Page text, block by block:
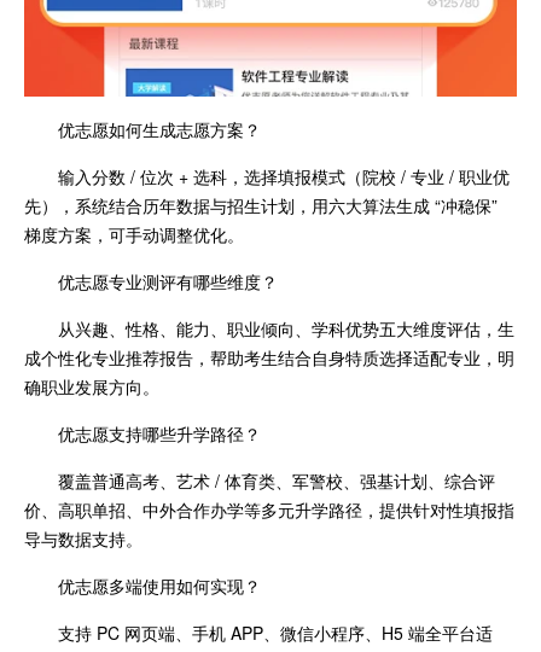
优志愿如何生成志愿方案？
输入分数 / 位次 + 选科，选择填报模式（院校 / 专业 / 职业优
先），系统结合历年数据与招生计划，用六大算法生成 “冲稳保”
梯度方案，可手动调整优化。
优志愿专业测评有哪些维度？
从兴趣、性格、能力、职业倾向、学科优势五大维度评估，生
成个性化专业推荐报告，帮助考生结合自身特质选择适配专业，明
确职业发展方向。
优志愿支持哪些升学路径？
覆盖普通高考、艺术 / 体育类、军警校、强基计划、综合评
价、高职单招、中外合作办学等多元升学路径，提供针对性填报指
导与数据支持。
优志愿多端使用如何实现？
支持 PC 网页端、手机 APP、微信小程序、H5 端全平台适